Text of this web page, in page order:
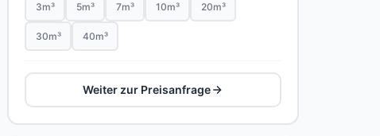
3m³ 5m³ 7m³ 10m³ 20m³
30m³ 40m³
Weiter zur Preisanfrage